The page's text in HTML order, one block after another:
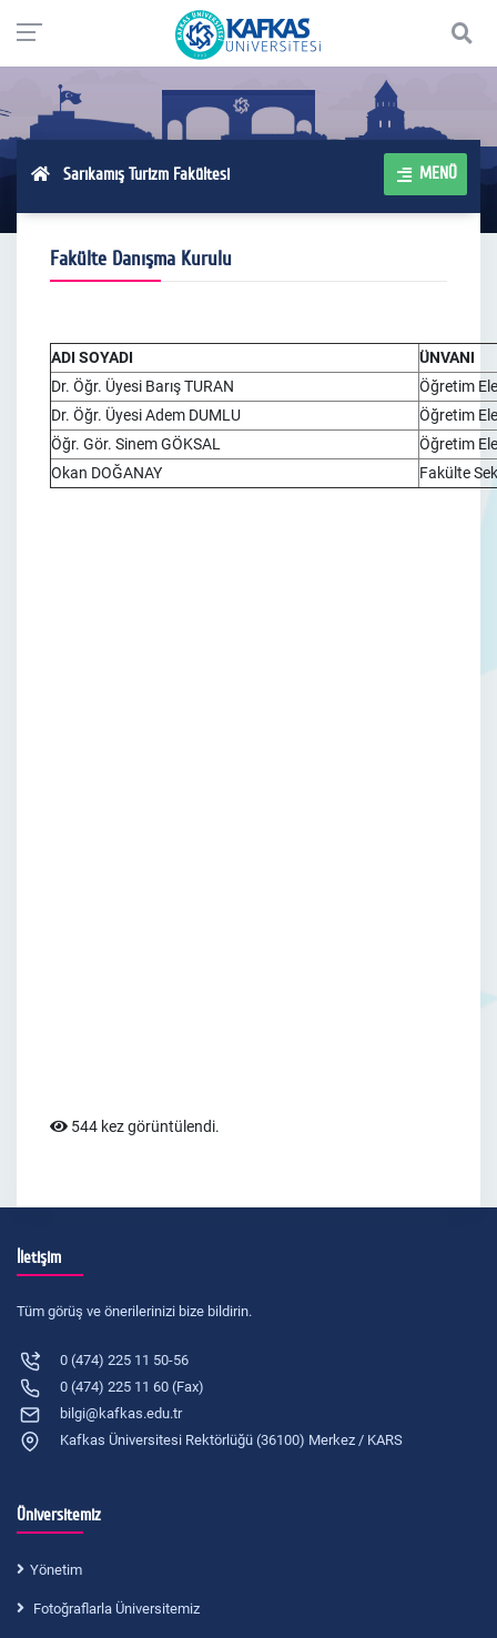
Sarıkamış Turizm Fakültesi MENÜ
Fakülte Danışma Kurulu
ADI SOYADI
ÜNVANI
Dr. Öğr. Üyesi Barış TURAN
Öğretim
Dr. Öğr. Üyesi Adem DUMLU
Öğretim
Öğr. Gör. Sinem GÖKSAL
Öğretim
Okan DOĞANAY
Fakülte
544 kez görüntülendi.
İletişim
Tüm görüş ve önerilerinizi bize bildirin.
0 (474) 225 11 50-56
0 (474) 225 11 60 (Fax)
bilgi@kafkas.edu.tr
Kafkas Üniversitesi Rektörlüğü (36100) Merkez / KARS
Üniversitemiz
Yönetim
Fotoğraflarla Üniversitemiz